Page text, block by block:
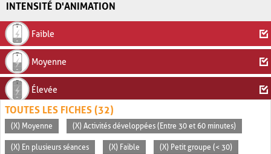
INTENSITÉ D'ANIMATION
Faible
Moyenne
Élevée
TOUTES LES FICHES (32)
(X) Moyenne (X) Activités développées (Entre 30 et 60 minutes)
(X) En plusieurs séances (X) Faible (X) Petit groupe (< 30)